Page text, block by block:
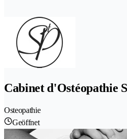
Cabinet d'Ostéopathie
Osteopathie
Geöffnet